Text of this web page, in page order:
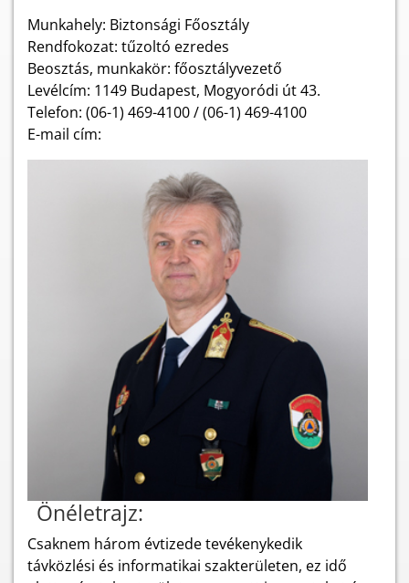
Munkahely: Biztonsági Főosztály
Rendfokozat: tűzoltó ezredes
Beosztás, munkakör: főosztályvezető
Levélcím: 1149 Budapest, Mogyoródi út 43.
Telefon: ​(06-1) 469-4100 / ​(06-1) 469-4100
E-mail cím:
Önéletrajz:
Csaknem három évtizede tevékenykedik
távközlési és informatikai szakterületen, ez idő